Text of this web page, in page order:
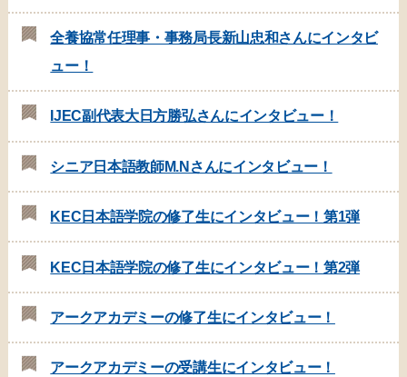
全養協常任理事・事務局長新山忠和さんにインタビ
ュー！
IJEC副代表大日方勝弘さんにインタビュー！
シニア日本語教師M.Nさんにインタビュー！
KEC日本語学院の修了生にインタビュー！第1弾
KEC日本語学院の修了生にインタビュー！第2弾
アークアカデミーの修了生にインタビュー！
アークアカデミーの受講生にインタビュー！